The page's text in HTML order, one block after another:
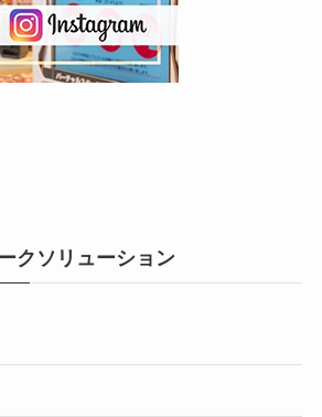
クソリューション